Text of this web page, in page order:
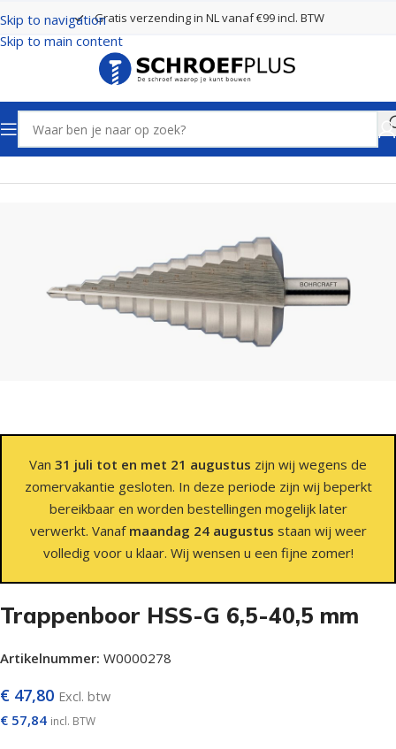
Skip to navigation
Skip to main content
Gratis verzending in NL vanaf €99 incl. BTW
Home Boren Trappenboren
Van 31 juli tot en met 21 augustus zijn wij wegens de
zomervakantie gesloten. In deze periode zijn wij beperkt
bereikbaar en worden bestellingen mogelijk later
verwerkt. Vanaf maandag 24 augustus staan wij weer
volledig voor u klaar. Wij wensen u een fijne zomer!
Trappenboor HSS-G 6,5-40,5 mm
Artikelnummer: W0000278
€ 47,80 Excl. btw
€ 57,84 incl. BTW